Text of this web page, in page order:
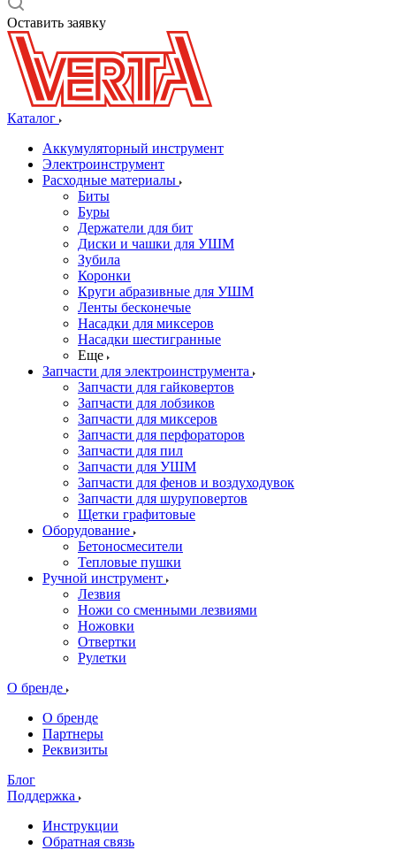
Оставить заявку
Каталог
Аккумуляторный инструмент
Электроинструмент
Расходные материалы
Биты
Буры
Держатели для бит
Диски и чашки для УШМ
Зубила
Коронки
Круги абразивные для УШМ
Ленты бесконечые
Насадки для миксеров
Насадки шестигранные
Еще
Запчасти для электроинструмента
Запчасти для гайковертов
Запчасти для лобзиков
Запчасти для миксеров
Запчасти для перфораторов
Запчасти для пил
Запчасти для УШМ
Запчасти для фенов и воздуходувок
Запчасти для шуруповертов
Щетки графитовые
Оборудование
Бетоносмесители
Тепловые пушки
Ручной инструмент
Лезвия
Ножи со сменными лезвиями
Ножовки
Отвертки
Рулетки
О бренде
О бренде
Партнеры
Реквизиты
Блог
Поддержка
Инструкции
Обратная связь